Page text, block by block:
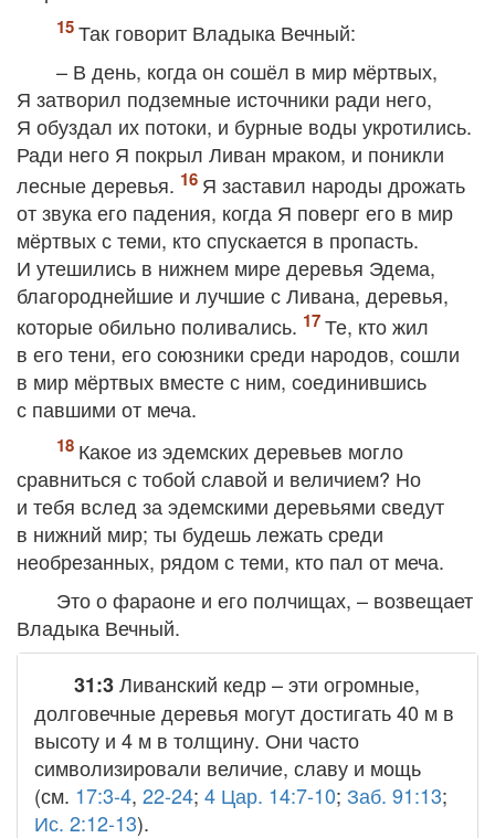
Так говорит Владыка Вечный:
– В день, когда он сошёл в мир мёртвых,
Я затворил подземные источники ради него,
Я обуздал их потоки, и бурные воды укротились.
Ради него Я покрыл Ливан мраком, и поникли
лесные деревья.
Я заставил народы дрожать
от звука его падения, когда Я поверг его в мир
мёртвых с теми, кто спускается в пропасть.
И утешились в нижнем мире деревья Эдема,
благороднейшие и лучшие с Ливана, деревья,
которые обильно поливались.
Те, кто жил
в его тени, его союзники среди народов, сошли
в мир мёртвых вместе с ним, соединившись
с павшими от меча.
Какое из эдемских деревьев могло
сравниться с тобой славой и величием? Но
и тебя вслед за эдемскими деревьями сведут
в нижний мир; ты будешь лежать среди
необрезанных, рядом с теми, кто пал от меча.
Это о фараоне и его полчищах, – возвещает
Владыка Вечный.
31:3Ливанский кедр– эти огромные,
долговечные деревья могут достигать 40 м в
высоту и 4 м в толщину. Они часто
символизировали величие, славу и мощь
(см. 17:3-4, 22-24; 4 Цар. 14:7-10; Заб. 91:13;
Ис. 2:12-13).